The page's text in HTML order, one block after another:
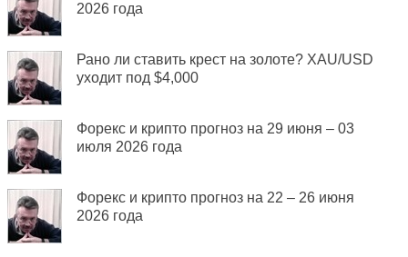
2026 года
Рано ли ставить крест на золоте? XAU/USD
уходит под $4,000
Форекс и крипто прогноз на 29 июня – 03
июля 2026 года
Форекс и крипто прогноз на 22 – 26 июня
2026 года